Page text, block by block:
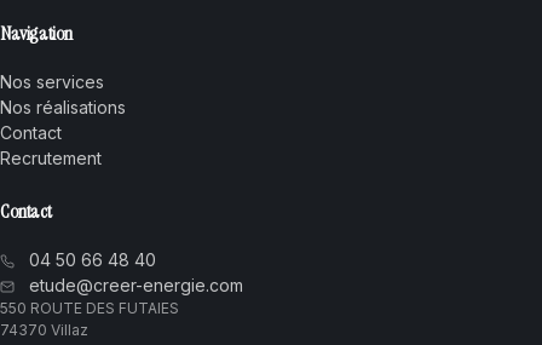
Navigation
Nos services
Nos réalisations
Contact
Recrutement
Contact
04 50 66 48 40
etude@creer-energie.com
550 ROUTE DES FUTAIES
74370 Villaz